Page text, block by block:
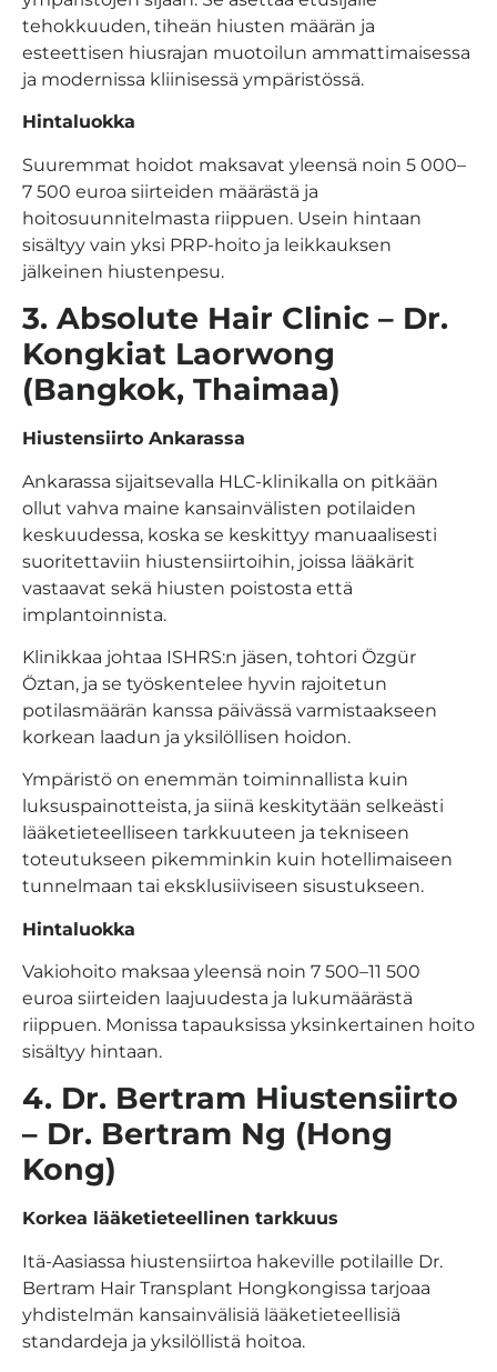
tehokkuuden, tiheän hiusten määrän ja
esteettisen hiusrajan muotoilun ammattimaisessa
ja modernissa kliinisessä ympäristössä.
Hintaluokka
Suuremmat hoidot maksavat yleensä noin 5 000–
7 500 euroa siirteiden määrästä ja
hoitosuunnitelmasta riippuen. Usein hintaan
sisältyy vain yksi PRP-hoito ja leikkauksen
jälkeinen hiustenpesu.
3. Absolute Hair Clinic – Dr.
Kongkiat Laorwong
(Bangkok, Thaimaa)
Hiustensiirto Ankarassa
Ankarassa sijaitsevalla HLC-klinikalla on pitkään
ollut vahva maine kansainvälisten potilaiden
keskuudessa, koska se keskittyy manuaalisesti
suoritettaviin hiustensiirtoihin, joissa lääkärit
vastaavat sekä hiusten poistosta että
implantoinnista.
Klinikkaa johtaa ISHRS:n jäsen, tohtori Özgür
Öztan, ja se työskentelee hyvin rajoitetun
potilasmäärän kanssa päivässä varmistaakseen
korkean laadun ja yksilöllisen hoidon.
Ympäristö on enemmän toiminnallista kuin
luksuspainotteista, ja siinä keskitytään selkeästi
lääketieteelliseen tarkkuuteen ja tekniseen
toteutukseen pikemminkin kuin hotellimaiseen
tunnelmaan tai eksklusiiviseen sisustukseen.
Hintaluokka
Vakiohoito maksaa yleensä noin 7 500–11 500
euroa siirteiden laajuudesta ja lukumäärästä
riippuen. Monissa tapauksissa yksinkertainen hoito
sisältyy hintaan.
4. Dr. Bertram Hiustensiirto
– Dr. Bertram Ng (Hong
Kong)
Korkea lääketieteellinen tarkkuus
Itä-Aasiassa hiustensiirtoa hakeville potilaille Dr.
Bertram Hair Transplant Hongkongissa tarjoaa
yhdistelmän kansainvälisiä lääketieteellisiä
standardeja ja yksilöllistä hoitoa.